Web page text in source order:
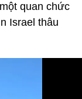
quan chức
Israel thâu